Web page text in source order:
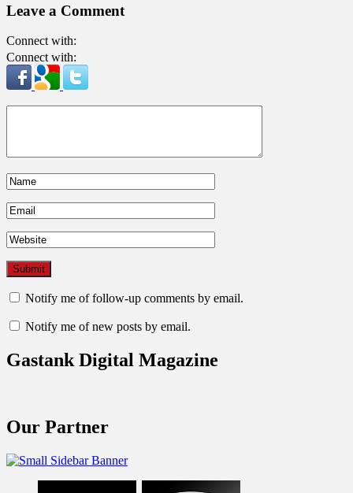
Leave a Comment
Connect with:
Connect with:
Notify me of follow-up comments by email.
Notify me of new posts by email.
Gastank Digital Magazine
Our Partner